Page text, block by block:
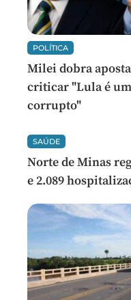
POLÍTICA
Milei dobra
criticar "Lula é
corrupto"
SAÚDE
Norte de Minas
e 2.089